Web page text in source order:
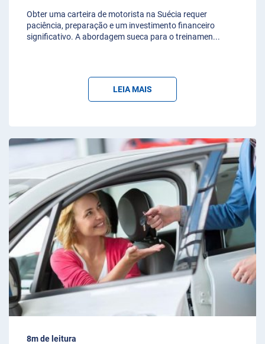
Obter uma carteira de motorista na Suécia requer
paciência, preparação e um investimento financeiro
significativo. A abordagem sueca para o treinamen...
LEIA MAIS
8m de leitura